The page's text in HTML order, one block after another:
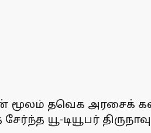
மூலம் தவெக அரசைக்
யூ-டியூபர்